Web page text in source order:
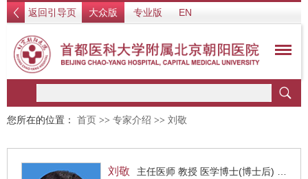
返回引导页 大众版 专业版 EN
您所在的位置： 首页 >> 专家介绍 >> 刘敬
刘敬
主任医师 教授 医学博士(博士后) 博士生导师